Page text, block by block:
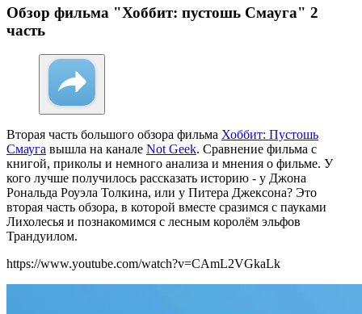
Обзор фильма "Хоббит: пустошь Смауга" 2
часть
Вторая часть большого обзора фильма Хоббит: Пустошь
Смауга вышла на канале Not Geek. Сравнение фильма с
книгой, приколы и немного анализа и мнения о фильме. У
кого лучше получилось рассказать историю - у Джона
Рональда Роуэла Толкина, или у Питера Джексона? Это
вторая часть обзора, в которой вместе сразимся с пауками
Лихолесья и познакомимся с лесным королём эльфов
Трандуилом.
https://www.youtube.com/watch?v=CAmL2VGkaLk